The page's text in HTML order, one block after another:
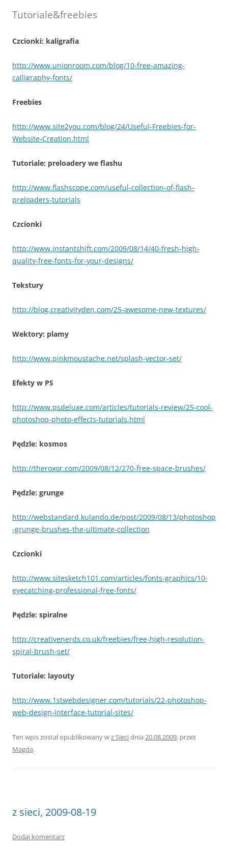
Tutoriale&freebies
Czcionki: kaligrafia
http://www.unionroom.com/blog/10-free-amazing-
calligraphy-fonts/
Freebies
http://www.site2you.com/blog/24/Useful-Freebies-for-
Website-Creation.html
Tutoriale: preloadery we flashu
http://www.flashscope.com/useful-collection-of-flash-
preloaders-tutorials
Czcionki
http://www.instantshift.com/2009/08/14/40-fresh-high-
quality-free-fonts-for-your-designs/
Tekstury
http://blog.creativityden.com/25-awesome-new-textures/
Wektory: plamy
http://www.pinkmoustache.net/splash-vector-set/
Efekty w PS
http://www.psdeluxe.com/articles/tutorials-review/25-cool-
photoshop-photo-effects-tutorials.html
Pędzle: kosmos
http://theroxor.com/2009/08/12/270-free-space-brushes/
Pędzle: grunge
http://webstandard.kulando.de/post/2009/08/13/photoshop
-grunge-brushes-the-ultimate-collection
Czcionki
http://www.sitesketch101.com/articles/fonts-graphics/10-
eyecatching-professional-free-fonts/
Pędzle: spiralne
http://creativenerds.co.uk/freebies/free-high-resolution-
spiral-brush-set/
Tutoriale: layouty
http://www.1stwebdesigner.com/tutorials/22-photoshop-
web-design-interface-tutorial-sites/
Ten wpis został opublikowany wz Siecidnia 20.08.2009, przez
Magda.
z sieci, 2009-08-19
Dodaj komentarz